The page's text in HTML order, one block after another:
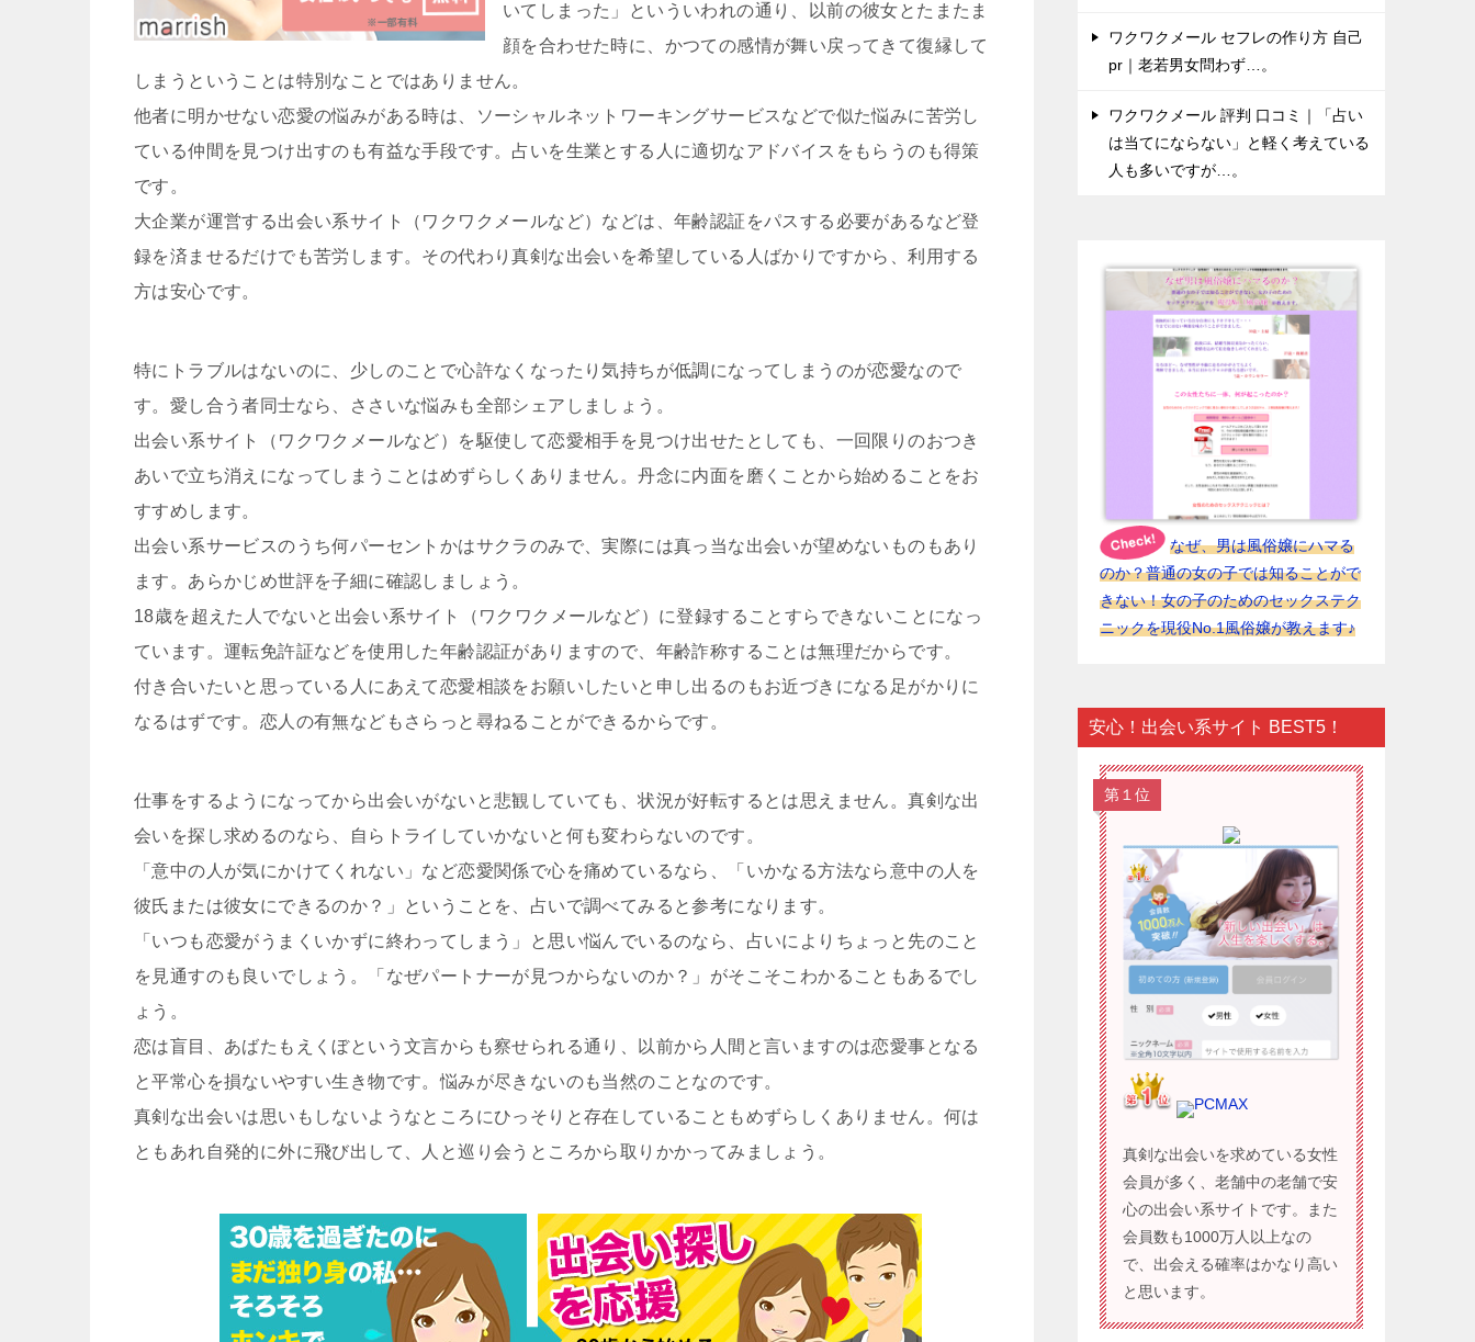
いてしまった」といういわれの通り、以前の彼女とたまたま
顔を合わせた時に、かつての感情が舞い戻ってきて復縁して
しまうということは特別なことではありません。
他者に明かせない恋愛の悩みがある時は、ソーシャルネットワーキングサービスなどで似た悩みに苦労し
ている仲間を見つけ出すのも有益な手段です。占いを生業とする人に適切なアドバイスをもらうのも得策
です。
大企業が運営する出会い系サイト（ワクワクメールなど）などは、年齢認証をパスする必要があるなど登
録を済ませるだけでも苦労します。その代わり真剣な出会いを希望している人ばかりですから、利用する
方は安心です。
特にトラブルはないのに、少しのことで心許なくなったり気持ちが低調になってしまうのが恋愛なので
す。愛し合う者同士なら、ささいな悩みも全部シェアしましょう。
出会い系サイト（ワクワクメールなど）を駆使して恋愛相手を見つけ出せたとしても、一回限りのおつき
あいで立ち消えになってしまうことはめずらしくありません。丹念に内面を磨くことから始めることをお
すすめします。
出会い系サービスのうち何パーセントかはサクラのみで、実際には真っ当な出会いが望めないものもあり
ます。あらかじめ世評を子細に確認しましょう。
18歳を超えた人でないと出会い系サイト（ワクワクメールなど）に登録することすらできないことになっ
ています。運転免許証などを使用した年齢認証がありますので、年齢詐称することは無理だからです。
付き合いたいと思っている人にあえて恋愛相談をお願いしたいと申し出るのもお近づきになる足がかりに
なるはずです。恋人の有無などもさらっと尋ねることができるからです。
仕事をするようになってから出会いがないと悲観していても、状況が好転するとは思えません。真剣な出
会いを探し求めるのなら、自らトライしていかないと何も変わらないのです。
「意中の人が気にかけてくれない」など恋愛関係で心を痛めているなら、「いかなる方法なら意中の人を
彼氏または彼女にできるのか？」ということを、占いで調べてみると参考になります。
「いつも恋愛がうまくいかずに終わってしまう」と思い悩んでいるのなら、占いによりちょっと先のこと
を見通すのも良いでしょう。「なぜパートナーが見つからないのか？」がそこそこわかることもあるでし
ょう。
恋は盲目、あばたもえくぼという文言からも察せられる通り、以前から人間と言いますのは恋愛事となる
と平常心を損ないやすい生き物です。悩みが尽きないのも当然のことなのです。
真剣な出会いは思いもしないようなところにひっそりと存在していることもめずらしくありません。何は
ともあれ自発的に外に飛び出して、人と巡り会うところから取りかかってみましょう。
ワクワクメール セフレの作り方 自己
pr｜老若男女問わず…。
ワクワクメール 評判 口コミ｜「占い
は当てにならない」と軽く考えている
人も多いですが…。
なぜ、男は風俗嬢にハマる
のか？普通の女の子では知ることがで
きない！女の子のためのセックステク
ニックを現役No.1風俗嬢が教えます♪
安心！出会い系サイト BEST5！
第１位
PCMAX
真剣な出会いを求めている女性
会員が多く、老舗中の老舗で安
心の出会い系サイトです。また
会員数も1000万人以上なの
で、出会える確率はかなり高い
と思います。